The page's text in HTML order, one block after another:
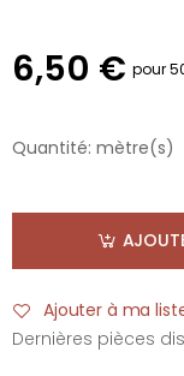
6,50 € pour
Quantité: mètre(s)
Ajouter à ma
Dernières pièces